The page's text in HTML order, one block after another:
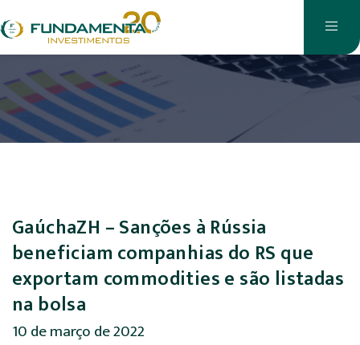
GaúchaZH – Sanções à Rússia
beneficiam companhias do RS que
exportam commodities e são listadas
na bolsa
10 de março de 2022